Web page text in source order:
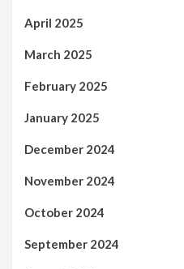
April 2025
March 2025
February 2025
January 2025
December 2024
November 2024
October 2024
September 2024